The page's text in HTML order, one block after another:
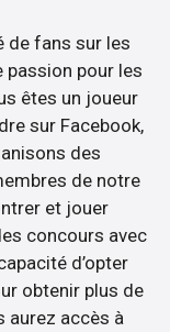
de fans sur les
passion pour les
êtes un joueur
sur Facebook,
des
de notre
et jouer
concours avec
d’opter
obtenir plus de
aurez accès à